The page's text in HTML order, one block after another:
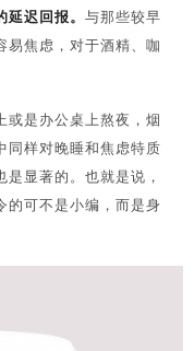
迟回报。 与那些较早
易焦虑，对于酒精、咖
或是办公桌上熬夜，烟
同样对晚睡和焦虑特质
显著的。也就是说，
的可不是小编，而是身